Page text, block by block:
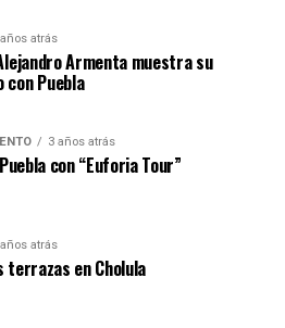
atrás
Armenta muestra su
con Puebla
3 años atrás
con “Euforia Tour”
atrás
terrazas en Cholula